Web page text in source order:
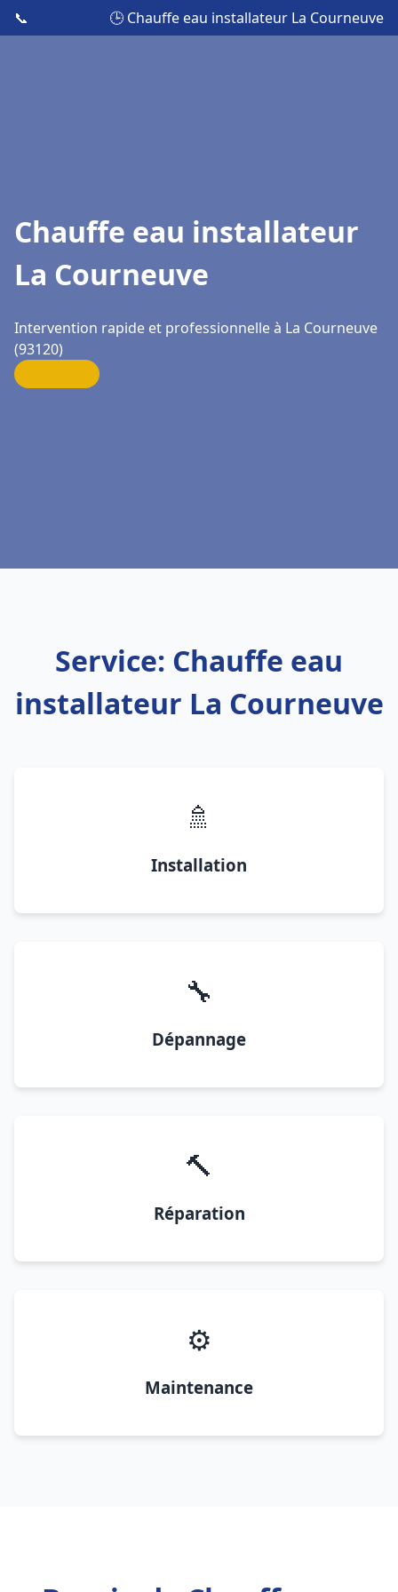
📞 🕒 Chauffe eau installateur La Courneuve
Chauffe eau installateur
La Courneuve
Intervention rapide et professionnelle à La Courneuve
(93120)
Service: Chauffe eau
installateur La Courneuve
🚿
Installation
🔧
Dépannage
🔨
Réparation
⚙️
Maintenance